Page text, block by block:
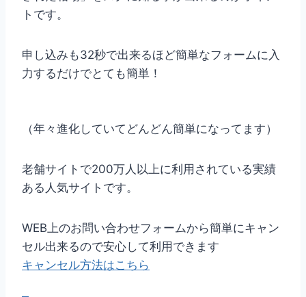
トです。
申し込みも32秒で出来るほど簡単なフォームに入
力するだけでとても簡単！
（年々進化していてどんどん簡単になってます）
老舗サイトで200万人以上に利用されている実績
ある人気サイトです。
WEB上のお問い合わせフォームから簡単にキャン
セル出来るので安心して利用できます
キャンセル方法はこちら